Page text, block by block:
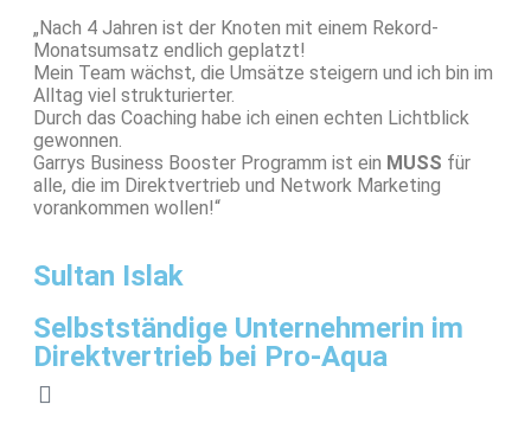
„Nach 4 Jahren ist der Knoten mit einem Rekord-
Monatsumsatz endlich geplatzt!
Mein Team wächst, die Umsätze steigern und ich bin im
Alltag viel strukturierter.
Durch das Coaching habe ich einen echten Lichtblick
gewonnen.
Garrys Business Booster Programm ist ein MUSS für
alle, die im Direktvertrieb und Network Marketing
vorankommen wollen!“
Sultan Islak
Selbstständige Unternehmerin im
Direktvertrieb bei Pro-Aqua